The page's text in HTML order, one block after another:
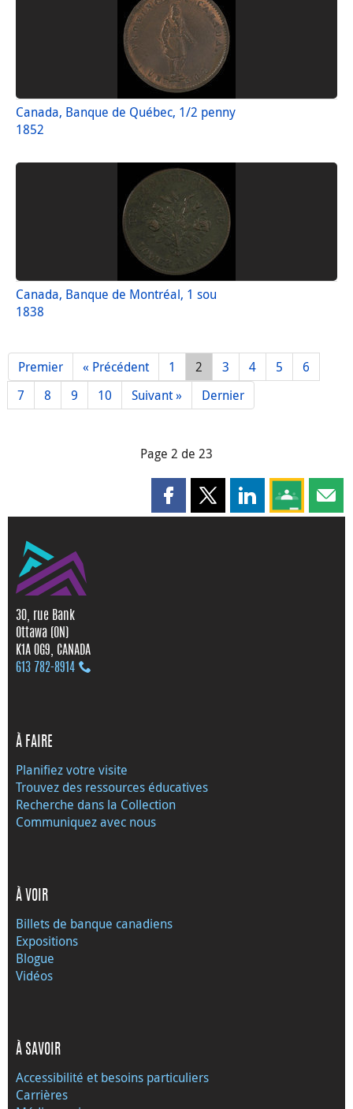
Canada, Banque de Québec, 1/2 penny
1852
Canada, Banque de Montréal, 1 sou
1838
Premier « Précédent 1 2 3 4 5
6
7
8 9 10 Suivant » Dernier
Page 2 de 23
Partager cette page sur
Partager cette page sur X
Partager cette
Partagez
30, rue Bank
Ottawa (ON)
K1A 0G9, CANADA
613 782‑8914
À FAIRE
Planifiez votre visite
Trouvez des ressources éducatives
Recherche dans la Collection
Communiquez avec nous
À VOIR
Billets de banque canadiens
Expositions
Blogue
Vidéos
À SAVOIR
Accessibilité et besoins particuliers
Carrières